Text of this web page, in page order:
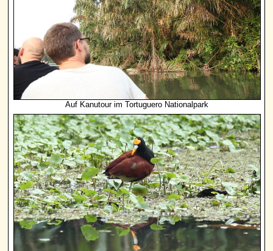
Auf Kanutour im Tortuguero Nationalpark